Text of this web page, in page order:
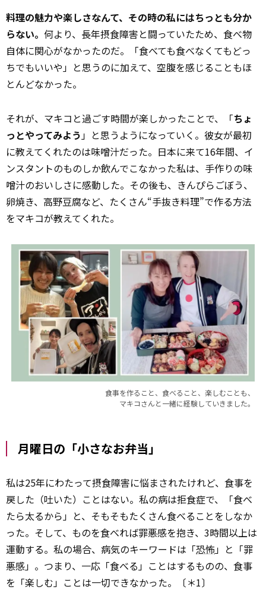
料理の魅力や楽しさなんて、その時の私にはちっとも分か
らない。 何より、長年摂食障害と闘っていたため、食べ物
自体に関心がなかったのだ。「食べても食べなくてもどっ
ちでもいいや」と思うのに加えて、空腹を感じることもほ
とんどなかった。
それが、マキコと過ごす時間が楽しかったことで、「ちょ
っとやってみよう」と思うようになっていく。彼女が最初
に教えてくれたのは味噌汁だった。日本に来て16年間、イ
ンスタントのものしか飲んでこなかった私は、手作りの味
噌汁のおいしさに感動した。その後も、きんぴらごぼう、
卵焼き、高野豆腐など、たくさん“手抜き料理”で作る方法
をマキコが教えてくれた。
食事を作ること、食べること、楽しむことも、
マキコさんと一緒に経験していきました。
月曜日の「小さなお弁当」
私は25年にわたって摂食障害に悩まされたけれど、食事を
戻した（吐いた）ことはない。私の病は拒食症で、「食べ
たら太るから」と、そもそもたくさん食べることをしなか
った。そして、ものを食べれば罪悪感を抱き、3時間以上は
運動する。私の場合、病気のキーワードは「恐怖」と「罪
悪感」。つまり、一応「食べる」ことはするものの、食事
を「楽しむ」ことは一切できなかった。〔＊1〕